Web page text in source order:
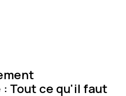
Tout ce qu'il faut